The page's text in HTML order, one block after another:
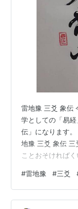
雷地豫 三爻 象伝
学としての「易
伝」になります
地豫 三爻 象伝 三
ことおそければ
ればなり。 「三
メージです。「
る」などの意味
#雷地豫 #三爻